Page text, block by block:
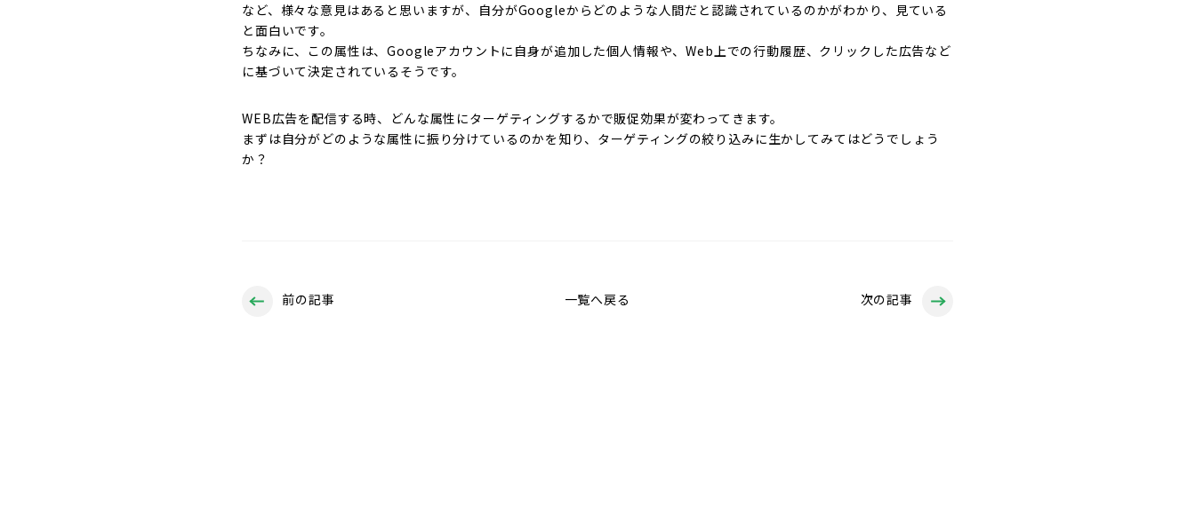
など、様々な意見はあると思いますが、自分がGoogleからどのような人間だと認識されているのかがわかり、見ている
と面白いです。
ちなみに、この属性は、Googleアカウントに自身が追加した個人情報や、Web上での行動履歴、クリックした広告など
に基づいて決定されているそうです。
WEB広告を配信する時、どんな属性にターゲティングするかで販促効果が変わってきます。
まずは自分がどのような属性に振り分けているのかを知り、ターゲティングの絞り込みに生かしてみてはどうでしょう
か？
前の記事 一覧へ戻る 次の記事